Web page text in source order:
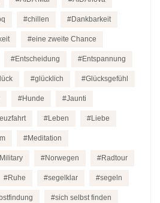
chillen Dankbarkeit
eine zweite Chance
Entscheidung Entspannung
glücklich Glücksgefühl
Hunde Jaunti
Leben Liebe
Meditation
Military Norwegen Radtour
Ruhe segelklar segeln
sich selbst finden